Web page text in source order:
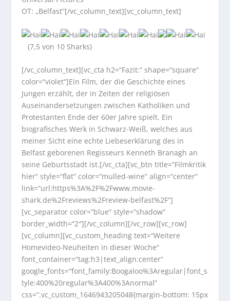
OT: „Belfast“[/vc_column_text][vc_column_text]
(7,5 von 10 Sharks)
[/vc_column_text][vc_cta h2=“Fazit:“ shape=“square“
color=“violet“]Ein Film, der die Geschichte eines
Jungen erzählt, der in Zeiten der religiösen
Auseinandersetzungen zwischen Katholiken und
Protestanten Ende der 60er Jahre spielt. Ein
biografisches Werk in Schwarz-Weiß, welches aus
meiner Sicht eine echte Liebeserklärung des in
Belfast geborenen Regisseurs Kenneth Branagh an
seine Geburtsstadt ist.[/vc_cta][vc_btn title=“Filmkritik
hier“ style=“flat“ color=“mulled-wine“ align=“center“
link=“url:https%3A%2F%2Fwww.movie-
shark.de%2Freviews%2Freview-belfast%2F“]
[vc_separator color=“blue“ style=“shadow“
border_width=“2″][/vc_column][/vc_row][vc_row]
[vc_column][vc_custom_heading text=“Weitere
Homevideo-Neuheiten in dieser Woche“
font_container=“tag:h3|text_align:center“
google_fonts=“font_family:Boogaloo%3Aregular|font_s
tyle:400%20regular%3A400%3Anormal“
css=“.vc_custom_1646943205048{margin-bottom: 15px